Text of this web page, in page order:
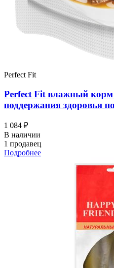
Perfect Fit
Perfect Fit влажный
поддержания здоровья
1 084 ₽
В наличии
1 продавец
Подробнее